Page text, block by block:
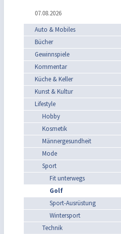
07.08.2026
Auto & Mobiles
Bücher
Gewinnspiele
Kommentar
Küche & Keller
Kunst & Kultur
Lifestyle
Hobby
Kosmetik
Männergesundheit
Mode
Sport
Fit unterwegs
Golf
Sport-Ausrüstung
Wintersport
Technik